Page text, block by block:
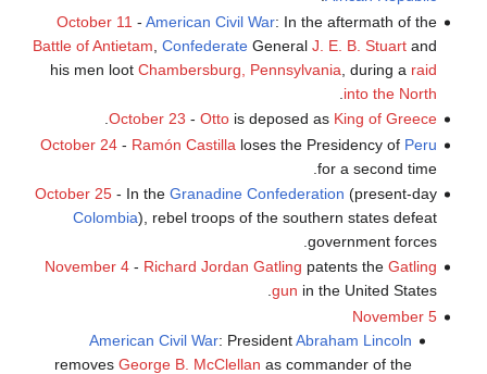
October 11 - American Civil War: In the aftermath of the
Battle of Antietam ConfederateGeneral J. E. B. Stuartand
his men loot Chambersburg, Pennsylvania , during a raid
into the North
October 23 - Ottois deposed as King of Greece
.
October 24- Ramón Castilla loses the Presidency of Peru
for a second time.
October 25- In the Granadine Confederation (present-day
Colombia), rebel troops of the southern states defeat
government forces.
November 4- Richard Jordan Gatling patents the Gatling
gun in the United States.
November 5
American Civil War: PresidentAbraham Lincoln
removesGeorge B. McClellan as commander of the